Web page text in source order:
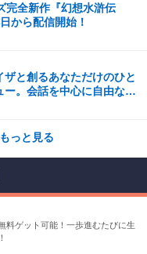
完全新作『幻想水滸伝
から配信開始！
ザと創るあなただけのひと
ー。会話を中心に自由な冒
っと見る
料ゲット可能！一歩進むたびに生